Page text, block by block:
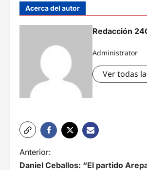
Acerca del autor
Redacción
Administrator
Ver todas
N
Anterior:
Daniel Ceballos: “El partido